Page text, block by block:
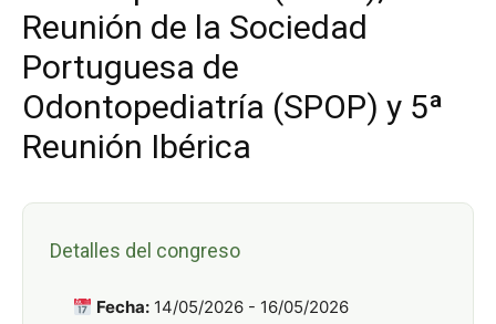
Reunión de la Sociedad
Portuguesa de
Odontopediatría (SPOP) y 5ª
Reunión Ibérica
Detalles del congreso
Fecha: 14/05/2026 - 16/05/2026